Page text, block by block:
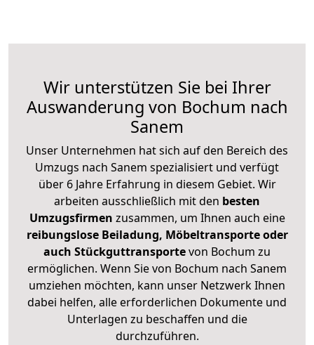
Wir unterstützen Sie bei Ihrer
Auswanderung von Bochum nach
Sanem
Unser Unternehmen hat sich auf den Bereich des
Umzugs nach Sanem spezialisiert und verfügt
über 6 Jahre Erfahrung in diesem Gebiet. Wir
arbeiten ausschließlich mit den besten
Umzugsfirmen zusammen, um Ihnen auch eine
reibungslose Beiladung, Möbeltransporte oder
auch Stückguttransportevon Bochum zu
ermöglichen. Wenn Sie von Bochum nach Sanem
umziehen möchten, kann unser Netzwerk Ihnen
dabei helfen, alle erforderlichen Dokumente und
Unterlagen zu beschaffen und die
durchzuführen.